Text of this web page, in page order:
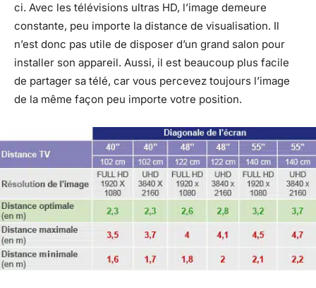
ci. Avec les télévisions ultras HD, l’image demeure
constante, peu importe la distance de visualisation. Il
n’est donc pas utile de disposer d’un grand salon pour
installer son appareil. Aussi, il est beaucoup plus facile
de partager sa télé, car vous percevez toujours l’image
de la même façon peu importe votre position.